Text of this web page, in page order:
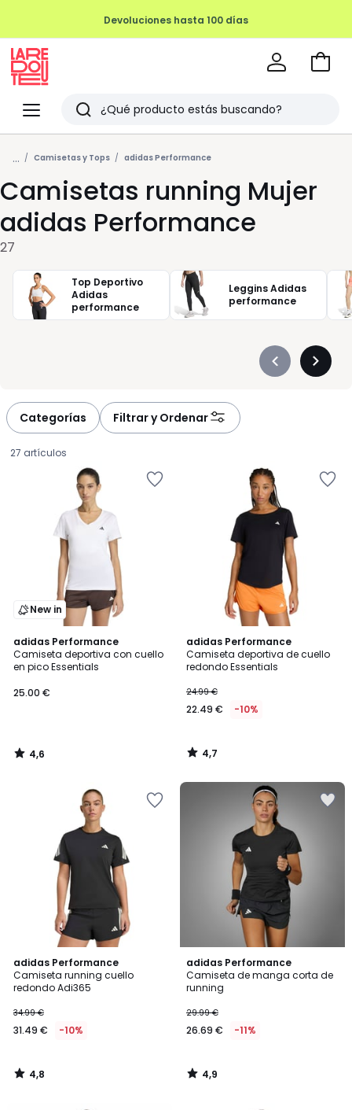
Devoluciones hasta 100 días
Menu
Redoute
Buscar
Últimos
artículos
vistos
Ir
... Camisetas y Tops adidas Performance
Camisetas running Mujer
adidas Performance
27
Top Deportivo
Adidas
performance
Leggins Adidas
performance
Précédent
Categorías Filtrar y Ordenar
27 artículos
New in
adidas Performance
Camiseta deportiva con cuello
en pico Essentials
€.
25.00 €
4,6
/ 5
4,6
/
adidas Performance
Camiseta deportiva de cuello
redondo Essentials
24.99 €
22.49 € -10%
4,7
/ 5
4,7
/
adidas Performance
Camiseta running cuello
redondo Adi365
34.99 €
31.49 € -10%
4,8
/ 5
4,8
/
adidas Performance
Camiseta de manga corta de
running
29.99 €
26.69 € -11%
4,9
/ 5
4,9
/